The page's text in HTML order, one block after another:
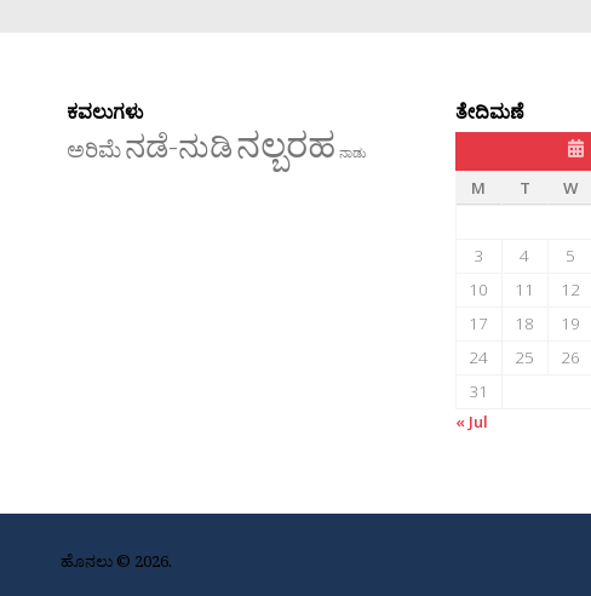
ಕವಲುಗಳು
ಅರಿಮೆನಡೆ-ನುಡಿನಲ್ಬರಹ ನಾಡು
ತೇದಿಮಣೆ
M
T W
3
4 5
10
11 12
17
18 19
24
25 26
31
« Jul
ಹೊನಲು © 2026.